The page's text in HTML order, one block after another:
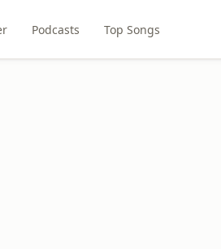
Podcasts Top Songs